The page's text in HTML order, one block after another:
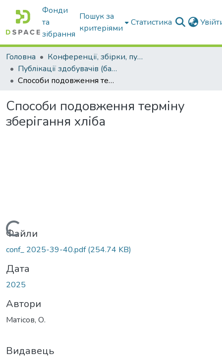
Фонди
та
зібрання
Пошук за
критеріями
Статистика
Головна
Конференції, збірки, публікації молодих вчених і здобувачів : магістрів, бакалаврів, аспірантів.
Публікації здобувачів (бакалаврів. магістрів, аспірантів)
Способи подовження терміну зберігання хліба
Способи подовження терміну
зберігання хліба
Вантажиться...
Файли
conf_ 2025-39-40.pdf(254.74 KB)
Дата
2025
Автори
Матісов, О.
Видавець